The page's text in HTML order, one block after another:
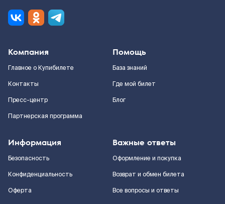
Компания
Главное о Купибилете
Контакты
Пресс-центр
Партнерская программа
Помощь
База знаний
Где мой билет
Блог
Информация
Безопасность
Конфиденциальность
Оферта
Важные ответы
Оформление и покупка
Возврат и обмен билета
Все вопросы и ответы